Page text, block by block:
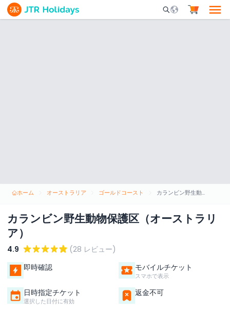
Mobile Search
ホーム オーストラリア ゴールドコースト カランビン野生動物保護区（オーストラリア）
カランビン野生動物保護区（オーストラリ
ア）
4.9
(28 レビュー)
即時確認
モバイルチケット
スマホで表示
日時指定チケット
選択した日付に有効
返金不可